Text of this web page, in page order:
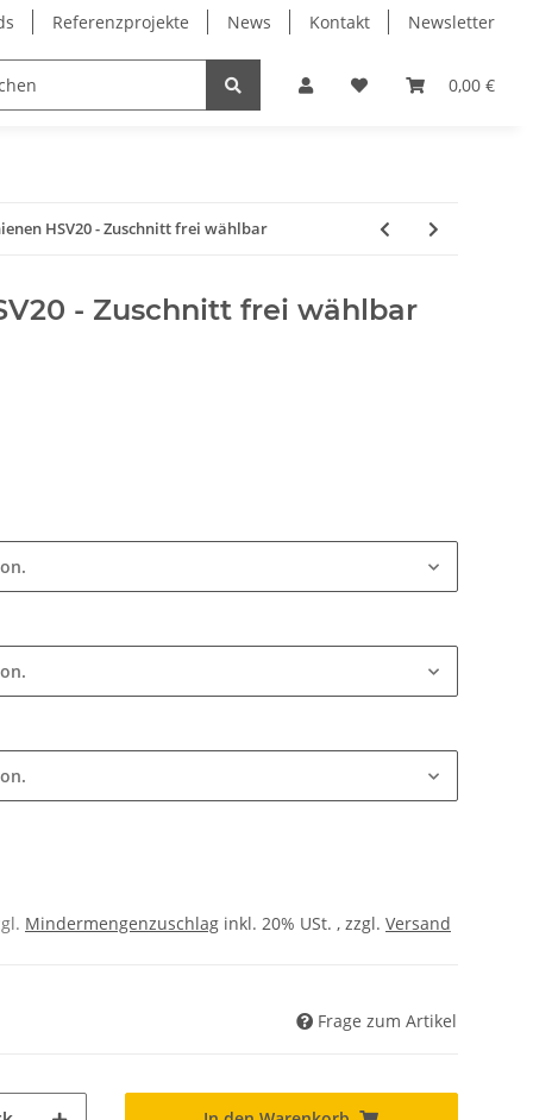
Referenzprojekte News Kontakt Newsletter
0,00 €
Lagertechnik Lineartechnik
HSV20 - Zuschnitt frei wählbar
- Zuschnitt frei wählbar
Mindermengenzuschlag inkl. 20% USt. , zzgl. Versand
Frage zum Artikel